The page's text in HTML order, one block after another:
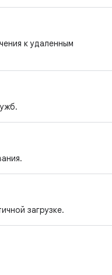
к удаленным
загрузке.